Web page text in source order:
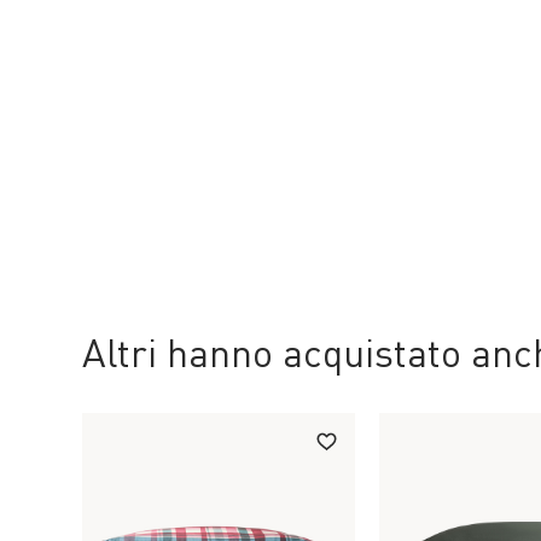
Altri hanno acquistato